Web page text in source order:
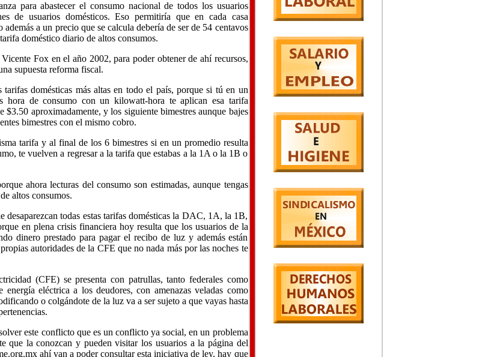
para abastecer el consumo nacional de todos los usuarios
de usuarios domésticos. Eso permitiría que en cada casa
a un precio que se calcula debería de ser de 54 centavos
doméstico diario de altos consumos.
Fox en el año 2002, para poder obtener de ahí recursos,
supuesta reforma fiscal.
domésticas más altas en todo el país, porque si tú en un
hora de consumo con un kilowatt-hora te aplican esa tarifa
$3.50 aproximadamente, y los siguiente bimestres aunque bajes
bimestres con el mismo cobro.
tarifa y al final de los 6 bimestres si en un promedio resulta
te vuelven a regresar a la tarifa que estabas a la 1A o la 1B o
ahora lecturas del consumo son estimadas, aunque tengas
altos consumos.
desaparezcan todas estas tarifas domésticas la DAC, 1A, la 1B,
en plena crisis financiera hoy resulta que los usuarios de la
dinero prestado para pagar el recibo de luz y además están
autoridades de la CFE que no nada más por las noches te
(CFE) se presenta con patrullas, tanto federales como
eléctrica a los deudores, con amenazas veladas como
o colgándote de la luz va a ser sujeto a que vayas hasta
este conflicto que es un conflicto ya social, en un problema
que la conozcan y pueden visitar los usuarios a la página del
ahí van a poder consultar esta iniciativa de ley, hay que